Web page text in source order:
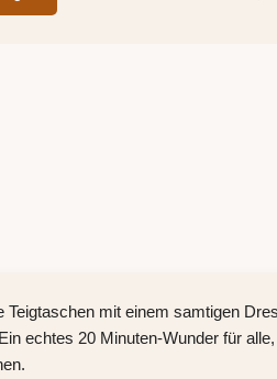
mit einem samtigen
echtes 20 Minuten-Wunder für